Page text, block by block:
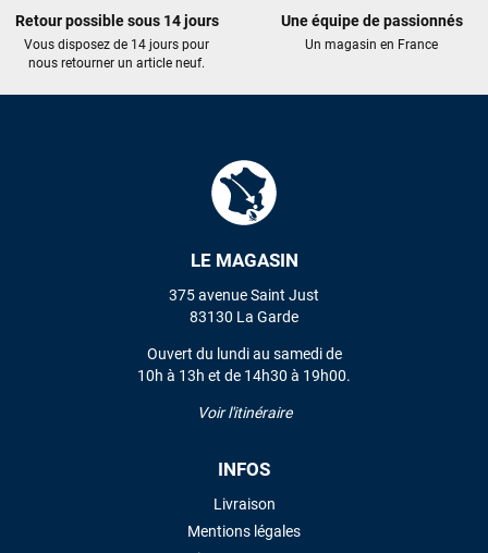
Retour possible sous 14 jours
Vous disposez de 14 jours pour
nous retourner un article neuf.
Une équipe de passionnés
Un magasin en France
LE MAGASIN
375 avenue Saint Just
83130 La Garde
Ouvert du lundi au samedi de
10h à 13h et de 14h30 à 19h00.
Voir l'itinéraire
INFOS
Livraison
Mentions légales